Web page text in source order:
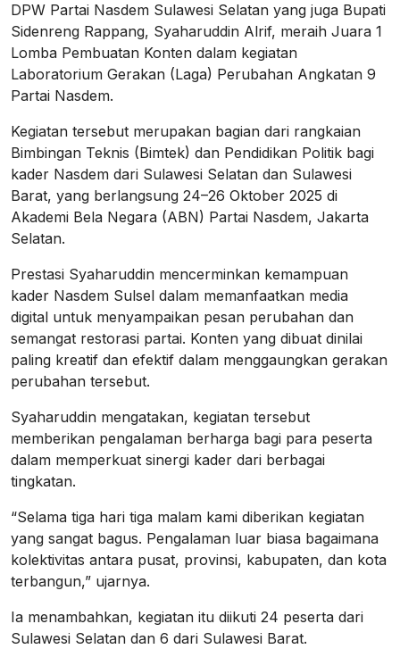
DPW Partai Nasdem Sulawesi Selatan yang juga Bupati
Sidenreng Rappang, Syaharuddin Alrif, meraih Juara 1
Lomba Pembuatan Konten dalam kegiatan
Laboratorium Gerakan (Laga) Perubahan Angkatan 9
Partai Nasdem.
Kegiatan tersebut merupakan bagian dari rangkaian
Bimbingan Teknis (Bimtek) dan Pendidikan Politik bagi
kader Nasdem dari Sulawesi Selatan dan Sulawesi
Barat, yang berlangsung 24–26 Oktober 2025 di
Akademi Bela Negara (ABN) Partai Nasdem, Jakarta
Selatan.
Prestasi Syaharuddin mencerminkan kemampuan
kader Nasdem Sulsel dalam memanfaatkan media
digital untuk menyampaikan pesan perubahan dan
semangat restorasi partai. Konten yang dibuat dinilai
paling kreatif dan efektif dalam menggaungkan gerakan
perubahan tersebut.
Syaharuddin mengatakan, kegiatan tersebut
memberikan pengalaman berharga bagi para peserta
dalam memperkuat sinergi kader dari berbagai
tingkatan.
“Selama tiga hari tiga malam kami diberikan kegiatan
yang sangat bagus. Pengalaman luar biasa bagaimana
kolektivitas antara pusat, provinsi, kabupaten, dan kota
terbangun,” ujarnya.
Ia menambahkan, kegiatan itu diikuti 24 peserta dari
Sulawesi Selatan dan 6 dari Sulawesi Barat.